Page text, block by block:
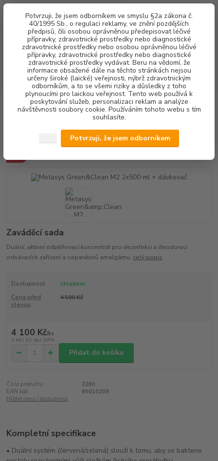
Potvrzuji, že jsem odborníkem ve smyslu §2a zákona č.
40/1995 Sb., o regulaci reklamy, ve znění pozdějších
předpisů, čili osobou oprávněnou předepisovat léčivé
přípravky, zdravotnické prostředky nebo diagnostické
zdravotnické prostředky nebo osobou oprávněnou léčivé
přípravky, zdravotnické prostředky nebo diagnostické
zdravotnické prostředky vydávat. Beru na vědomí, že
informace obsažené dále na těchto stránkách nejsou
určeny široké (laické) veřejnosti, nýbrž zdravotnickým
odborníkům, a to se všemi riziky a důsledky z toho
plynoucími pro laickou veřejnost. Tento web používá k
poskytování služeb, personalizaci reklam a analýze
návštěvnosti soubory cookie. Používáním tohoto webu s tím
souhlasíte.
Potvrzuji, že jsem odborníkem
Menu
CZK
Hledat
(Po-Pá, 8-16 hod.)
za0,00 Kč
DEZINFEKCE Metasys Green&Clean M2 2x500 ml + dávkovač
Metasys Green&Clean M2 2x500
ml + dávkovač
Zaváděcí sada
Duální, aktivní odpěňovací koncentrát pro dezinfekci a deodoraci
odsávacích zařízení a separátorů amalgámu. celý popis
Dostupnost
skladem
Cena před
slevou
4 500 Kč
4 100 Kč/ks
3 661 Kč bez DPH
Přidat do košíku
Číslo produktu:
2260
EAN kód:
60010209
Hlídat cenu / dostupnost
Kompletní specifikace
• Duální systém (červená/zelená) slouží k tomu, aby se bakterie